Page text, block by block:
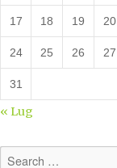
17 18 19 20
24 25 26 27
31
« Lug